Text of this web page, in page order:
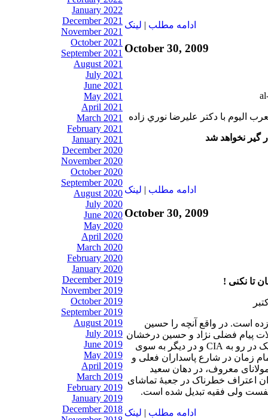
January 2022
December 2021
November 2021
October 2021
September 2021
August 2021
July 2021
June 2021
May 2021
April 2021
March 2021
February 2021
January 2021
December 2020
November 2020
October 2020
September 2020
August 2020
July 2020
June 2020
May 2020
April 2020
March 2020
February 2020
January 2020
December 2019
November 2019
October 2019
September 2019
August 2019
July 2019
June 2019
May 2019
April 2019
March 2019
February 2019
January 2019
December 2018
ادامه مطلب | لينک
October 30, 2009
اليوم با دكتر عليرضا نوري زاده
گير نخواهد شد
ادامه مطلب | لينک
October 30, 2009
تا نکنی !
است. در واقع آنچه را حسین
پیام فضلی ‌‌نژاد و حسین درخشان
و حضرت پرفسور دودر (یک در رو به CIA و در دیگر به سوی
زمان در شارع پاسداران فعلی و
معروف، در دهان سعید
اعتراف خطرناک در جعبۀ تماشای
ولی فقیه تبدیل شده است.
ادامه مطلب | لينک